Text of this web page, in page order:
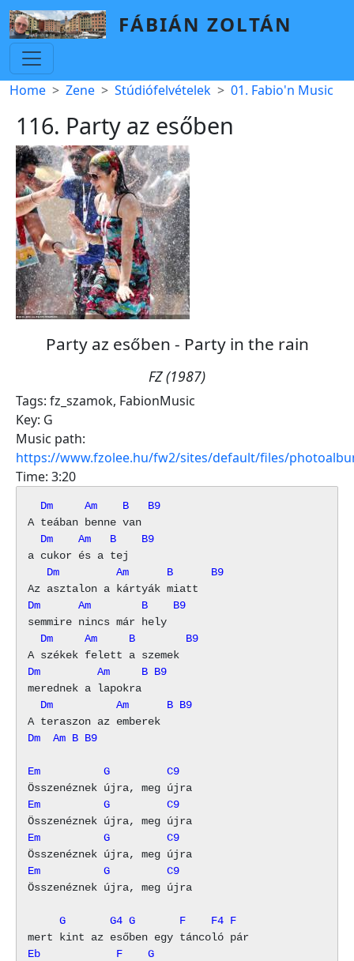
Skip to main content
FÁBIÁN ZOLTÁN
Breadcrumb
Home Zene Stúdiófelvételek 01. Fabio'n Music
116. Party az esőben
Party az esőben - Party in the rain
FZ (1987)
Tags: fz_szamok, FabionMusic
Key: G
Music path:
https://www.fzolee.hu/fw2/sites/default/files/
Time: 3:20
  Dm     Am    B   B9
  Dm    Am   B    B9
   Dm         Am      B      B9
Dm      Am        B    B9
  Dm     Am     B        B9
Dm         Am     B B9
  Dm          Am      B B9
Dm
Am B B9
Em          G         C9
Em          G         C9
Em          G         C9
Em          G         C9
Összenéznek újra, meg újra
     G       G4 G       F    F4 F
Eb            F    G